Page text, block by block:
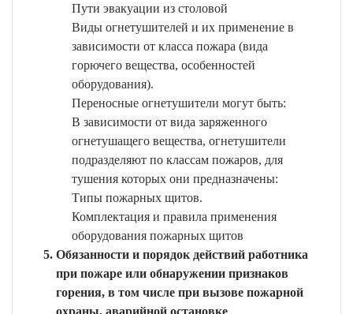
Пути эвакуации из столовой
Виды огнетушителей и их применение в
зависимости от класса пожара (вида
горючего вещества, особенностей
оборудования).
Переносные огнетушители могут быть:
В зависимости от вида заряженного
огнетушащего вещества, огнетушители
подразделяют по классам пожаров, для
тушения которых они предназначены:
Типы пожарных щитов.
Комплектация и правила применения
оборудования пожарных щитов
Обязанности и порядок действий работника
при пожаре или обнаружении признаков
горения, в том числе при вызове пожарной
охраны, аварийной остановке